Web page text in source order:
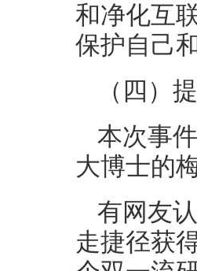
和净化互
保护自己
（四）
本次事
大博士的
有网友
走捷径获